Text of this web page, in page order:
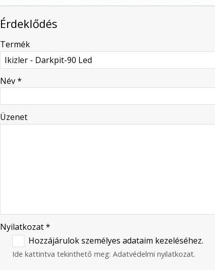
Érdeklődés
-
Termék
Név*
Üzenet
Nyilatkozat*
Hozzájárulok személyes adataim kezeléséhez.
Ide kattintva tekinthető meg: Adatvédelmi nyilatkozat.